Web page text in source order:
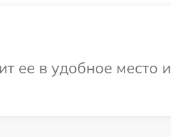
ее в удобное место и